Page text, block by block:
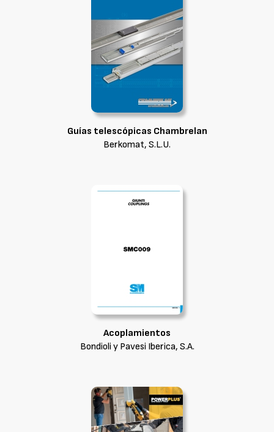
Guías telescópicas Chambrelan
Berkomat, S.L.U.
Acoplamientos
Bondioli y Pavesi Iberica, S.A.